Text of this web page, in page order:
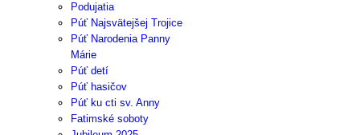
Podujatia
Púť Najsvätejšej Trojice
Púť Narodenia Panny
Márie
Púť detí
Púť hasičov
Púť ku cti sv. Anny
Fatimské soboty